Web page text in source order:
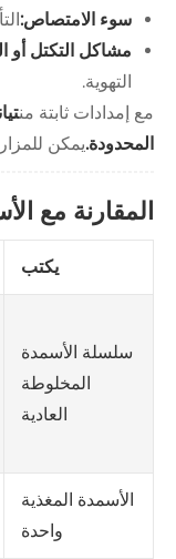
سوء الامتصاص:
مشاكل التكتل أو
التهوية.
مع إمدادات ثابتة من
المحدودة.يمكن
المقارنة مع
يكتب
سلسلة الأسمدة
المخلوطة
العادية
الأسمدة المغذية
واحدة